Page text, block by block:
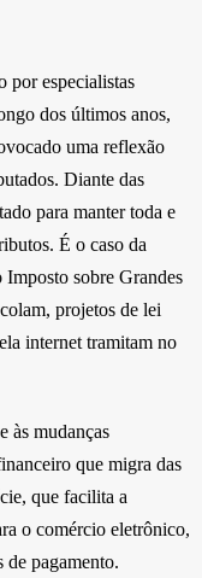
por especialistas
dos últimos anos,
uma reflexão
Diante das
para manter toda e
É o caso da
sobre Grandes
projetos de lei
internet tramitam no
às mudanças
que migra das
que facilita a
o comércio eletrônico,
de pagamento.